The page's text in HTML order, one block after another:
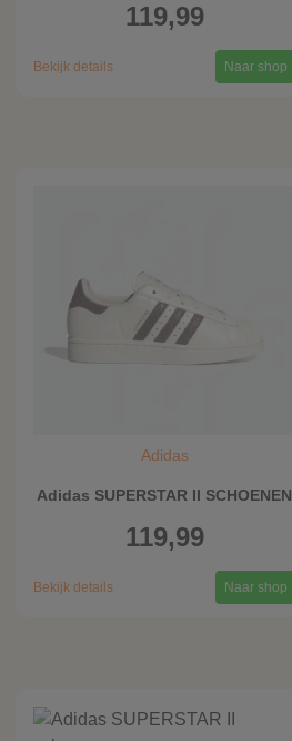
119,99
Bekijk details Naar shop
Adidas
Adidas SUPERSTAR II SCHOENEN
119,99
Bekijk details Naar shop